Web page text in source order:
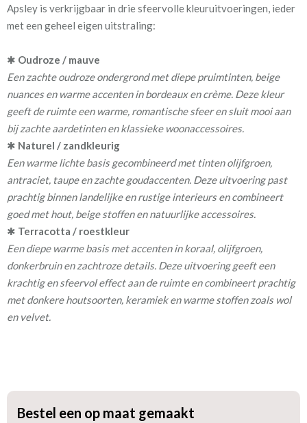
Door het volle botanische patroon krijgt het gordijn een rijke
lijnen, grotere bloemen en speelse vertakkingen zorgt ervoor
dat er telkens nieuwe details zichtbaar worden. Hierdoor blijft de
stof interessant om naar te kijken, zowel van dichtbij als op
afstand.
Apsley past uitstekend binnen landelijke, klassieke, hotel chique
en warme moderne interieurs. De stof combineert moeiteloos
met natuurlijke materialen zoals linnen, hout, rotan, keramiek en
metalen woonaccessoires in warme tinten. Dankzij de
soepelvallende kwaliteit hangen de gordijnen mooi recht naar
beneden en komen rijke plooien bijzonder goed tot hun recht.
Voor extra isolatie en verduistering kan tijdens het bestelproces
de optie “Voering” worden aangevinkt. Een voering zorgt ervoor
dat in de wintermaanden de kou zoveel mogelijk buiten blijft en in
de zomerperiode juist de warmte buiten houdt. Voor een
slaapkamer draagt dit bij aan een prettige nachtrust. Daarnaast
werkt een voering geluidsisolerend, helpt het verkleuring door
GordijnenWinkel heeft 3 soorten voering:
Apsley is verkrijgbaar in drie sfeervolle kleuruitvoeringen, ieder
met een geheel eigen uitstraling:
✱ Oudroze / mauve
Een zachte oudroze ondergrond met diepe pruimtinten, beige
nuances en warme accenten in bordeaux en crème. Deze kleur
geeft de ruimte een warme, romantische sfeer en sluit mooi aan
bij zachte aardetinten en klassieke woonaccessoires.
✱ Naturel / zandkleurig
Een warme lichte basis gecombineerd met tinten olijfgroen,
antraciet, taupe en zachte goudaccenten. Deze uitvoering past
prachtig binnen landelijke en rustige interieurs en combineert
goed met hout, beige stoffen en natuurlijke accessoires.
✱ Terracotta / roestkleur
Een diepe warme basis met accenten in koraal, olijfgroen,
donkerbruin en zachtroze details. Deze uitvoering geeft een
krachtig en sfeervol effect aan de ruimte en combineert prachtig
met donkere houtsoorten, keramiek en warme stoffen zoals wol
en velvet.
Bestel een op maat gemaakt